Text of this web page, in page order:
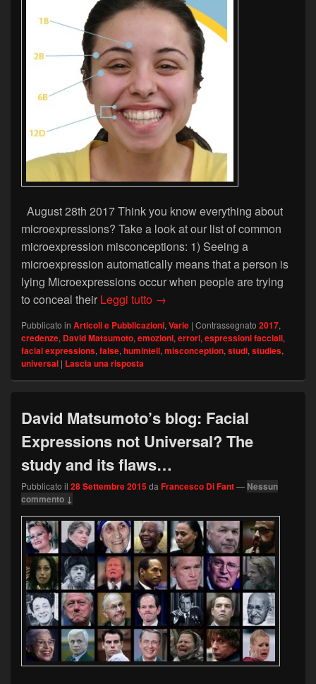
August 28th 2017 Think you know everything about
microexpressions? Take a look at our list of common
microexpression misconceptions: 1) Seeing a
microexpression automatically means that a person is
lying Microexpressions occur when people are trying
to conceal their Leggi tutto David Matsumoto’s blog:
→
Pubblicato in Articoli e Pubblicazioni, Varie | Contrassegnato 2017,
credenze, David Matsumoto, emozioni, errori, espressioni facciali,
facial expressions, false, humintell, misconception, studi, studies,
universal | Lascia una risposta
David Matsumoto’s blog: Facial
Expressions not Universal? The
study and its flaws…
Pubblicato il 28 Settembre 2015da Francesco Di Fant— Nessun
commento ↓